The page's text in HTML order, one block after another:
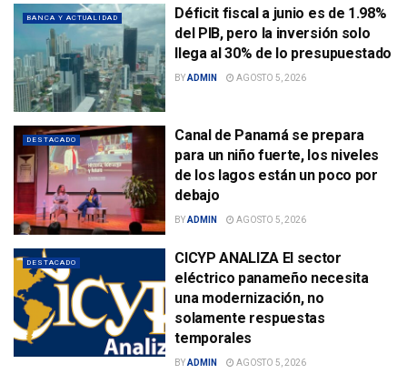
BANCA Y ACTUALIDAD
Déficit fiscal a junio es de 1.98%
del PIB, pero la inversión solo
llega al 30% de lo presupuestado
BYADMIN AGOSTO 5, 2026
DESTACADO
Canal de Panamá se prepara
para un niño fuerte, los niveles
de los lagos están un poco por
debajo
BYADMIN AGOSTO 5, 2026
DESTACADO
CICYP ANALIZA El sector
eléctrico panameño necesita
una modernización, no
solamente respuestas
temporales
BYADMIN AGOSTO 5, 2026